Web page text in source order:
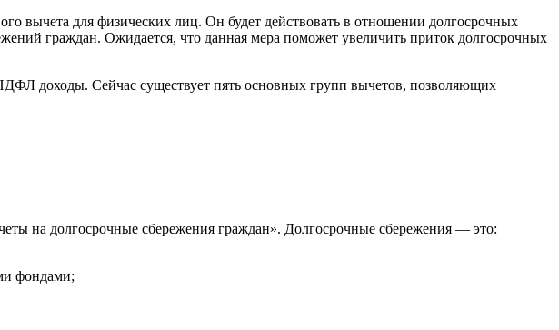
вычета для физических лиц. Он будет действовать в отношении долгосрочных
граждан. Ожидается, что данная мера поможет увеличить приток долгосрочных
доходы. Сейчас существует пять основных групп вычетов, позволяющих
на долгосрочные сбережения граждан». Долгосрочные сбережения — это:
фондами;